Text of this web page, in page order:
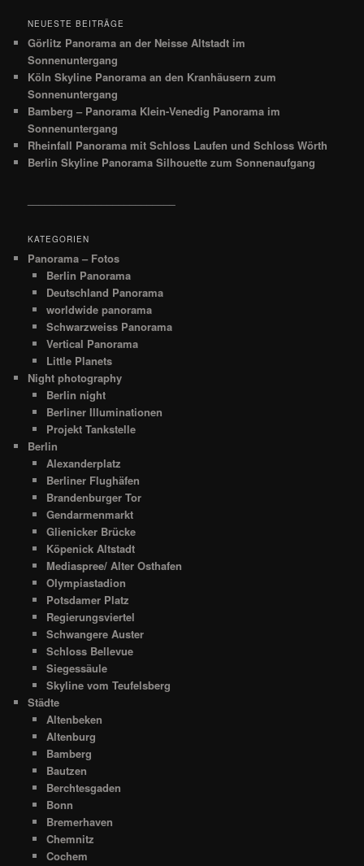
NEUESTE BEITRÄGE
Görlitz Panorama an der Neisse Altstadt im
Sonnenuntergang
Köln Skyline Panorama an den Kranhäusern zum
Sonnenuntergang
Bamberg – Panorama Klein-Venedig Panorama im
Sonnenuntergang
Rheinfall Panorama mit Schloss Laufen und Schloss Wörth
Berlin Skyline Panorama Silhouette zum Sonnenaufgang
KATEGORIEN
Panorama – Fotos
Berlin Panorama
Deutschland Panorama
worldwide panorama
Schwarzweiss Panorama
Vertical Panorama
Little Planets
Night photography
Berlin night
Berliner Illuminationen
Projekt Tankstelle
Berlin
Alexanderplatz
Berliner Flughäfen
Brandenburger Tor
Gendarmenmarkt
Glienicker Brücke
Köpenick Altstadt
Mediaspree/ Alter Osthafen
Olympiastadion
Potsdamer Platz
Regierungsviertel
Schwangere Auster
Schloss Bellevue
Siegessäule
Skyline vom Teufelsberg
Städte
Altenbeken
Altenburg
Bamberg
Bautzen
Berchtesgaden
Bonn
Bremerhaven
Chemnitz
Cochem